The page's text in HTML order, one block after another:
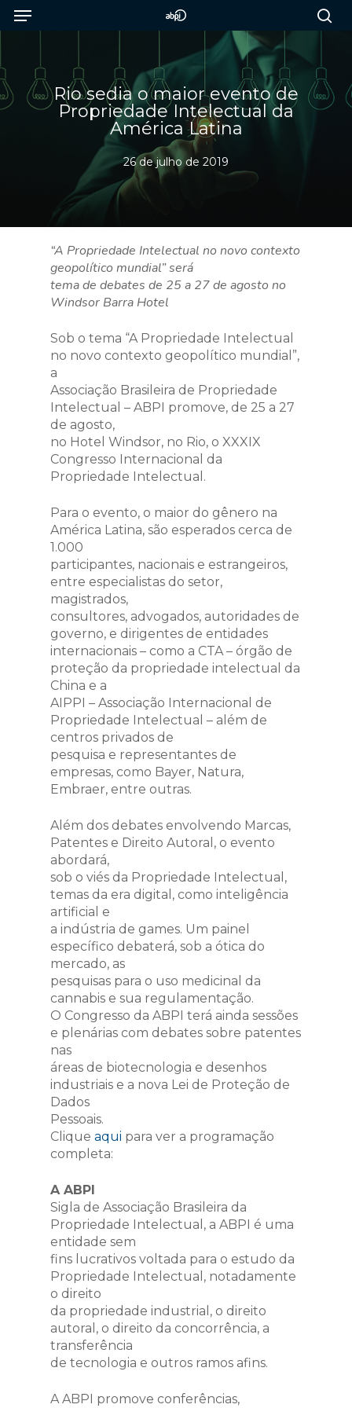
SkipMenu
Rio sedia o maior evento de
Propriedade Intelectual da
América Latina
26 de julho de 2019
“A Propriedade Intelectual no novo contexto
geopolítico mundial” será
tema de debates de 25 a 27 de agosto no
Windsor Barra Hotel
Sob o tema “A Propriedade Intelectual
no novo contexto geopolítico mundial”,
a
Associação Brasileira de Propriedade
Intelectual – ABPI promove, de 25 a 27
de agosto,
no Hotel Windsor, no Rio, o XXXIX
Congresso Internacional da
Propriedade Intelectual.
Para o evento, o maior do gênero na
América Latina, são esperados cerca de
1.000
participantes, nacionais e estrangeiros,
entre especialistas do setor,
magistrados,
consultores, advogados, autoridades de
governo, e dirigentes de entidades
internacionais – como a CTA – órgão de
proteção da propriedade intelectual da
China e a
AIPPI – Associação Internacional de
Propriedade Intelectual – além de
centros privados de
pesquisa e representantes de
empresas, como Bayer, Natura,
Embraer, entre outras.
Além dos debates envolvendo Marcas,
Patentes e Direito Autoral, o evento
abordará,
sob o viés da Propriedade Intelectual,
temas da era digital, como inteligência
artificial e
a indústria de games. Um painel
específico debaterá, sob a ótica do
mercado, as
pesquisas para o uso medicinal da
cannabis e sua regulamentação.
O Congresso da ABPI terá ainda sessões
e plenárias com debates sobre patentes
nas
áreas de biotecnologia e desenhos
industriais e a nova Lei de Proteção de
Dados
Pessoais.
Clique aqui para ver a programação
completa:
A ABPI
Sigla de Associação Brasileira da
Propriedade Intelectual, a ABPI é uma
entidade sem
fins lucrativos voltada para o estudo da
Propriedade Intelectual, notadamente
o direito
da propriedade industrial, o direito
autoral, o direito da concorrência, a
transferência
de tecnologia e outros ramos afins.
A ABPI promove conferências,